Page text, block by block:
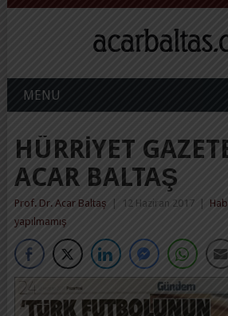
MENU
HÜRRIYET
ACAR BALTAŞ
Prof. Dr. Acar Baltaş 12 Haziran 2017
yapılmamış